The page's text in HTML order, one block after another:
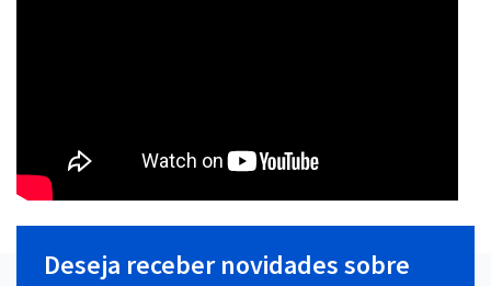
Deseja receber novidades sobre